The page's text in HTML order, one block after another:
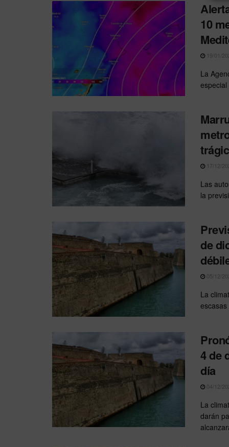
10
19/01/
La
17/12/
Las
la
de
05/12/
La
4 de
día
04/12/
La
darán